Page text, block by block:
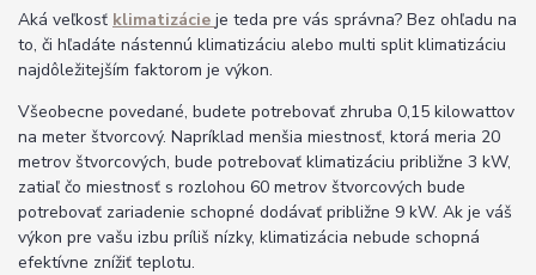
Aká veľkosť klimatizácie je teda pre vás správna? Bez ohľadu na
to, či hľadáte nástennú klimatizáciu alebo multi split klimatizáciu
najdôležitejším faktorom je výkon.
Všeobecne povedané, budete potrebovať zhruba 0,15 kilowattov
na meter štvorcový. Napríklad menšia miestnosť, ktorá meria 20
metrov štvorcových, bude potrebovať klimatizáciu približne 3 kW,
zatiaľ čo miestnosť s rozlohou 60 metrov štvorcových bude
potrebovať zariadenie schopné dodávať približne 9 kW. Ak je váš
výkon pre vašu izbu príliš nízky, klimatizácia nebude schopná
efektívne znížiť teplotu.